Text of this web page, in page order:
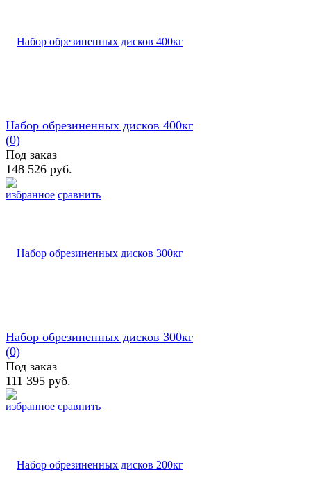
избранное сравнить
Набор обрезиненных дисков 400кг
(0)
Под заказ
148 526 руб.
избранное сравнить
Набор обрезиненных дисков 300кг
(0)
Под заказ
111 395 руб.